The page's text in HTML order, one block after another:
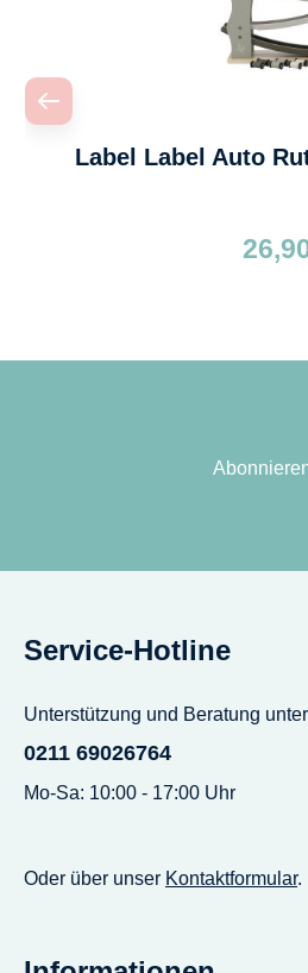
Label Label Auto
Service-Hotline
Unterstützung und Beratung
0211 69026764
Mo-Sa: 10:00 - 17:00 Uhr
Oder über unser Kontaktformular.